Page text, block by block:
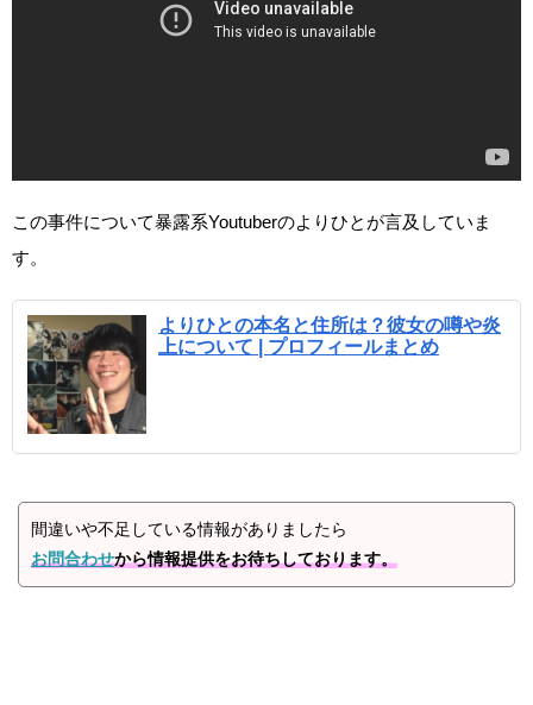
この事件について暴露系Youtuberのよりひとが言及していま
す。
よりひとの本名と住所は？彼女の噂や炎
上について | プロフィールまとめ
間違いや不足している情報がありましたら
お問合わせから情報提供をお待ちしております。